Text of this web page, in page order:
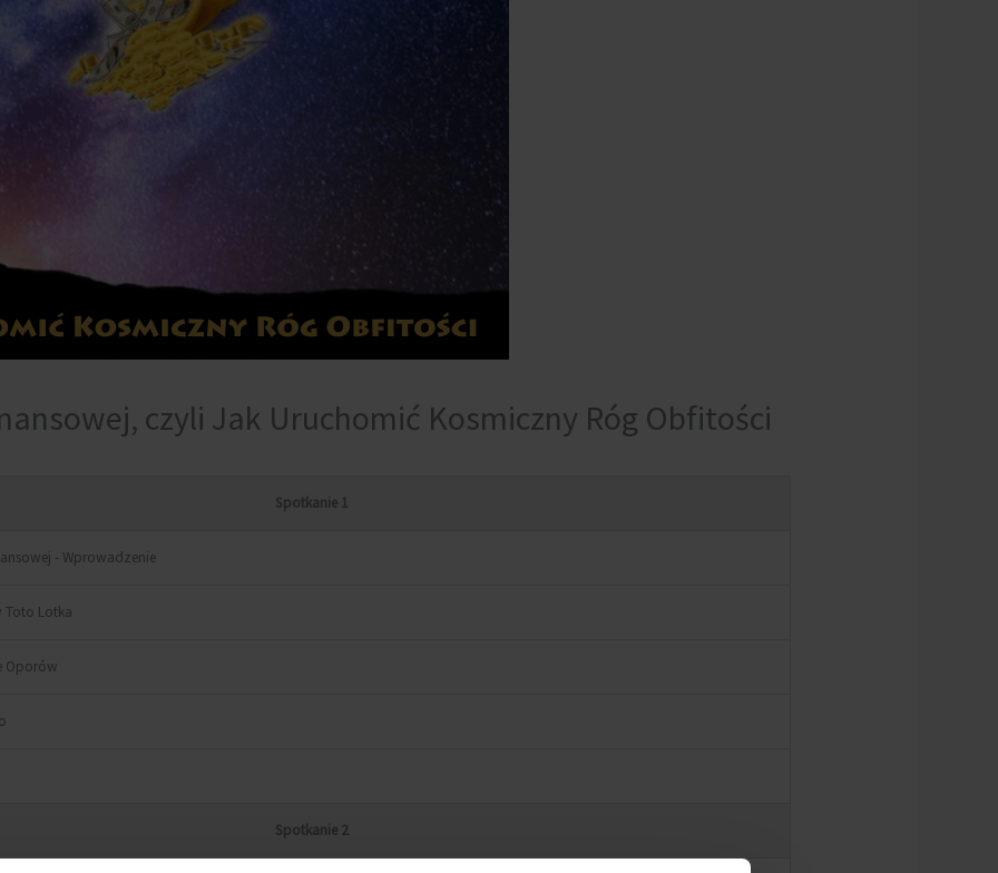
czyli Jak Uruchomić Kosmiczny Róg Obfitości
Spotkanie 1
- Wprowadzenie
Toto Lotka
Oporów
Spotkanie 2